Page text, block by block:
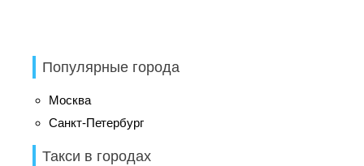
Популярные города
Москва
Санкт-Петербург
Такси в городах